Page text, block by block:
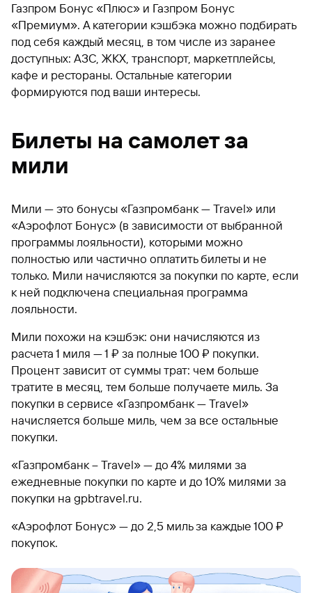
Газпром Бонус «Плюс» и Газпром Бонус
«Премиум». А категории кэшбэка можно подбирать
под себя каждый месяц, в том числе из заранее
доступных: АЗС, ЖКХ, транспорт, маркетплейсы,
кафе и рестораны. Остальные категории
формируются под ваши интересы.
Билеты на самолет за
мили
Мили — это бонусы «Газпромбанк — Travel» или
«Аэрофлот Бонус» (в зависимости от выбранной
программы лояльности), которыми можно
полностью или частично оплатить билеты и не
только. Мили начисляются за покупки по карте, если
к ней подключена специальная программа
лояльности.
Мили похожи на кэшбэк: они начисляются из
расчета 1 миля — 1 ₽ за полные 100 ₽ покупки.
Процент зависит от суммы трат: чем больше
тратите в месяц, тем больше получаете миль. За
покупки в сервисе «Газпромбанк — Travel»
начисляется больше миль, чем за все остальные
покупки.
«Газпромбанк – Travel» — до 4% милями за
ежедневные покупки по карте и до 10% милями за
покупки на gpbtravel.ru.
«Аэрофлот Бонус» — до 2,5 миль за каждые 100 ₽
покупок.